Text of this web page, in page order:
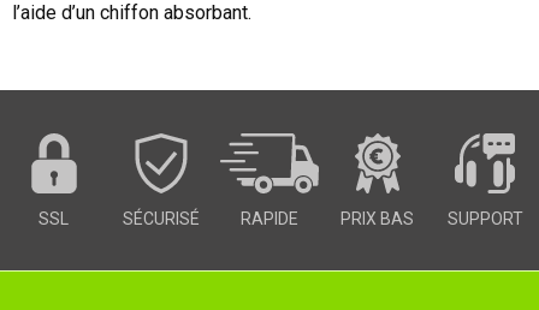
l’aide d’un chiffon absorbant.
SSL SÉCURISÉ RAPIDE PRIX BAS SUPPORT